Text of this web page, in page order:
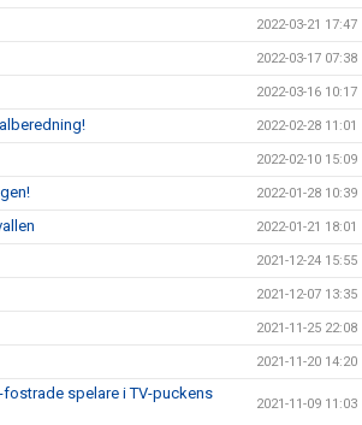
2022-03-21 17:47
2022-03-17 07:38
2022-03-16 10:17
2022-02-28 11:01
2022-02-10 15:09
2022-01-28 10:39
2022-01-21 18:01
2021-12-24 15:55
2021-12-07 13:35
2021-11-25 22:08
2021-11-20 14:20
spelare i TV-puckens
2021-11-09 11:03